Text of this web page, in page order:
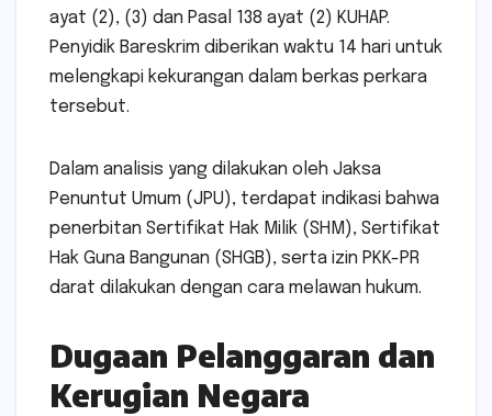
ayat (2), (3) dan Pasal 138 ayat (2) KUHAP.
Penyidik Bareskrim diberikan waktu 14 hari untuk
melengkapi kekurangan dalam berkas perkara
tersebut.
Dalam analisis yang dilakukan oleh Jaksa
Penuntut Umum (JPU), terdapat indikasi bahwa
penerbitan Sertifikat Hak Milik (SHM), Sertifikat
Hak Guna Bangunan (SHGB), serta izin PKK-PR
darat dilakukan dengan cara melawan hukum.
Dugaan Pelanggaran dan
Kerugian Negara